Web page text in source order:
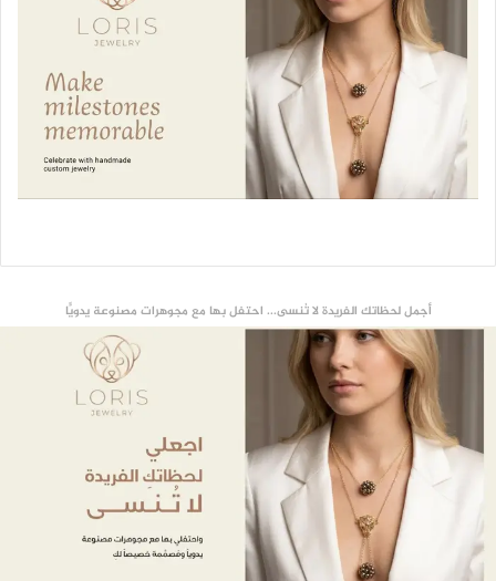
أجمل لحظاتك الفريدة لا تُنسى... احتفل بها مع مجوهرات مصنوعة يدويًّا